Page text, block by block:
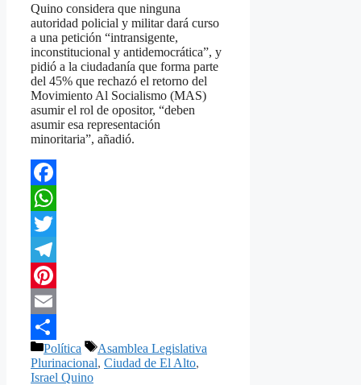
Quino considera que ninguna
autoridad policial y militar dará curso
a una petición “intransigente,
inconstitucional y antidemocrática”, y
pidió a la ciudadanía que forma parte
del 45% que rechazó el retorno del
Movimiento Al Socialismo (MAS)
asumir el rol de opositor, “deben
asumir esa representación
minoritaria”, añadió.
Facebook
WhatsApp
Twitter
Telegram
Pinterest
Email
Compartir
Categorías
Política Etiquetas
Asamblea Legislativa
Plurinacional, Ciudad de El Alto,
Israel Quino